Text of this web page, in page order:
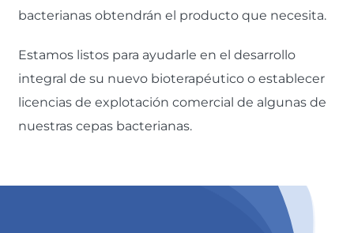
bacterianas obtendrán el producto que necesita.
Estamos listos para ayudarle en eldesarrollo
integral de su nuevo bioterapéutico o establecer
licencias de explotación comercial de algunas de
nuestras cepas bacterianas.